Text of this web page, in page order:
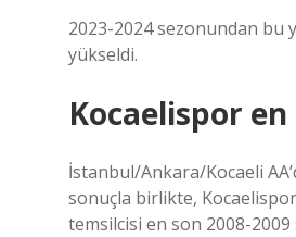
2023-2024 sezonundan bu
yükseldi.
Kocaelispor en
İstanbul/Ankara/Kocaeli
sonuçla birlikte,
temsilcisi en son 2008-2009